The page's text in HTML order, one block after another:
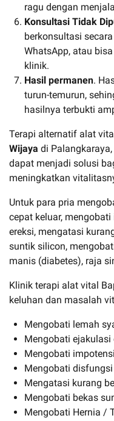
ragu dengan
Konsultasi Tidak
berkonsultasi
WhatsApp, atau
klinik.
Hasil permanen.
turun-temurun,
hasilnya terbukti
Terapi alternatif alat
Wijaya di
dapat menjadi solusi
meningkatkan
Untuk para pria
cepat keluar,
ereksi, mengatasi
suntik silicon,
manis (diabetes), raja
Klinik terapi alat vital
keluhan dan masalah
Mengobati lemah
Mengobati ejakulasi
Mengobati impotensi
Mengobati disfungsi
Mengatasi kurang
Mengobati bekas
Mengobati Hernia /